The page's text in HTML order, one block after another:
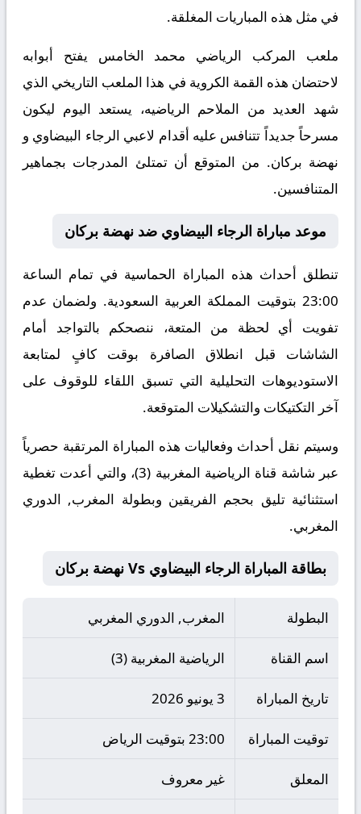
في مثل هذه المباريات المغلقة.
ملعب المركب الرياضي محمد الخامس يفتح أبوابه
لاحتضان هذه القمة الكروية في هذا الملعب التاريخي الذي
شهد العديد من الملاحم الرياضيه، يستعد اليوم ليكون
مسرحاً جديداً تتنافس عليه أقدام لاعبي الرجاء البيضاوي و
نهضة بركان. من المتوقع أن تمتلئ المدرجات بجماهير
المتنافسين.
موعد مباراة الرجاء البيضاوي ضد نهضة بركان
تنطلق أحداث هذه المباراة الحماسية في تمام الساعة
23:00 بتوقيت المملكة العربية السعودية. ولضمان عدم
تفويت أي لحظة من المتعة، ننصحكم بالتواجد أمام
الشاشات قبل انطلاق الصافرة بوقت كافٍ لمتابعة
الاستوديوهات التحليلية التي تسبق اللقاء للوقوف على
آخر التكتيكات والتشكيلات المتوقعة.
​وسيتم نقل أحداث وفعاليات هذه المباراة المرتقبة حصرياً
عبر شاشة قناة الرياضية المغربية (3)، والتي أعدت تغطية
استثنائية تليق بحجم الفريقين وبطولة المغرب, الدوري
المغربي.
بطاقة المباراة الرجاء البيضاوي Vs نهضة بركان
البطولة المغرب, الدوري المغربي
اسم القناة الرياضية المغربية (3)
تاريخ المباراة 3 يونيو 2026
توقيت المباراة 23:00 بتوقيت الرياض
المعلق غير معروف